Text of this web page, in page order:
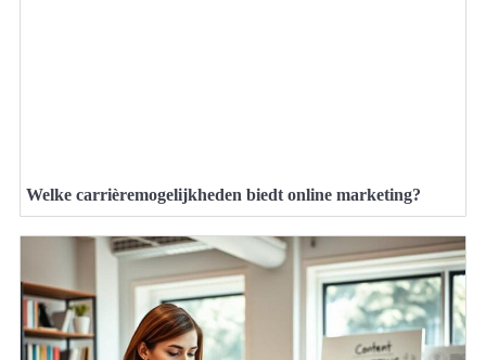
Welke carrièremogelijkheden biedt online marketing?